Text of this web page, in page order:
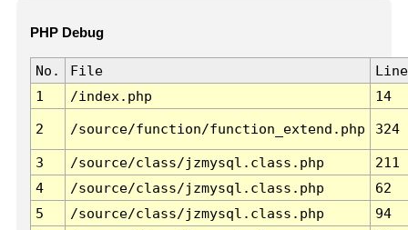
PHP Debug
No. File
Line
1
/index.php 14
2 /source/function/function_extend.php 324
3 /source/class/jzmysql.class.php
211
4
/source/class/jzmysql.class.php
62
5
/source/class/jzmysql.class.php
94